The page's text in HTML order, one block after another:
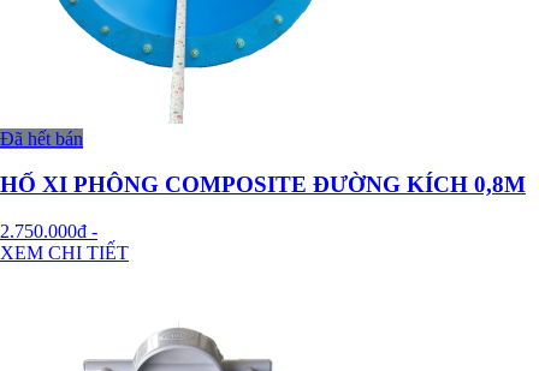
Đã hết bán
HỐ XI PHÔNG COMPOSITE ĐƯỜNG KÍCH 0,8M
2.750.000đ -
XEM CHI TIẾT